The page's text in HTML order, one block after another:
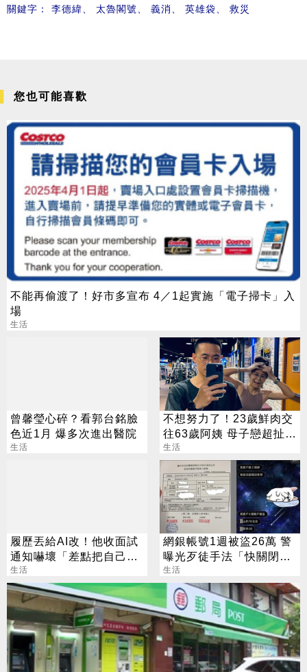
關鍵字： 李德緯、 太魯閣號、 義消、 英雄袋、 救災
您也可能喜歡
不能再偷渡了！好市多宣布 4／1起實施「電子掃卡」入
場
生活
曾馨瑩心碎？看郭台銘臉
色近1月 爆多次進出醫院
生活
不想努力了！23歲鮮肉交
往63歲阿姨 母子戀超扯真
相曝
生活
履歷丟給AI改！他收面試
通知嚇壞「差點把自己送
走」
生活
網銀帳號1週被盜26萬 警
曝光歹徒手法「快關閉這
功能」
生活